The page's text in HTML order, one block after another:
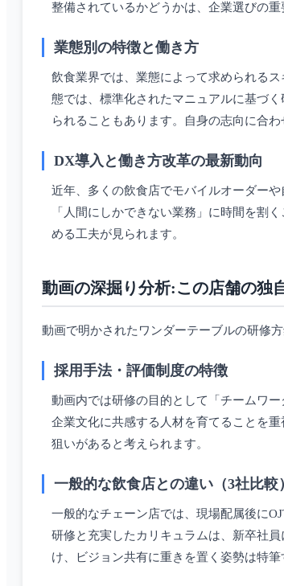
整備されているかどうかは、企業選びの重
業態別の特徴と働き方
飲食業界では、業態によって求められる
態では、標準化されたマニュアルに基づ
られることもあります。自身の志向に合
DX導入と働き方改革の最新動向
近年、多くの飲食店でモバイルオーダー
「人間にしかできない業務」に時間を割
める工夫が見られます。
動画の深掘り分析:この店舗の独
動画で明かされたワンダーテーブルの研修
採用手法・評価制度の特徴
動画内では研修の目的として「チームワ
企業文化に共感する人材を育てることを
狙いがあると考えられます。
一般的な飲食店との違い（3社比較）
一般的なチェーン店では、現場配属後に
研修と充実したカリキュラムは、新卒社
け、ビジョン共有に重きを置く姿勢は特筆